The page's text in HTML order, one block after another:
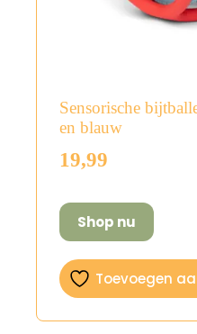
Sensorische
en blauw
19,99
Shop nu
Toevoegen